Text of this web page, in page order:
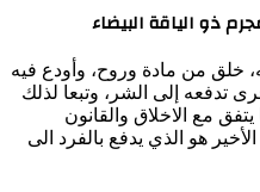
ذو الياقة البيضاء
خلق من مادة وروح، وأودع فيه
تدفعه إلى الشر، وتبعا لذلك
مع الاخلاق والقانون
الأخير هو الذي يدفع بالفرد الى